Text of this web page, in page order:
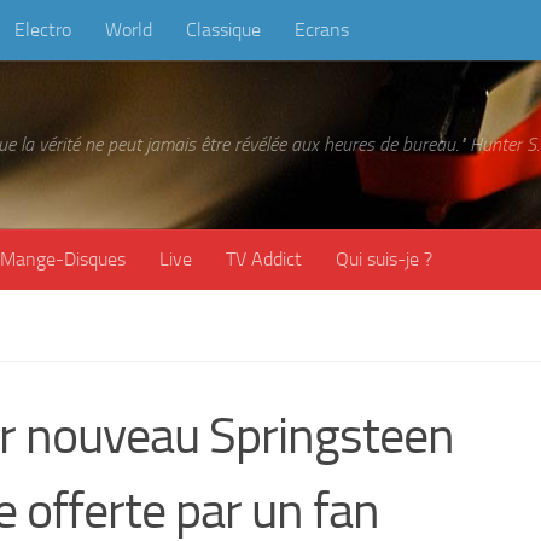
Electro World Classique Ecrans
la vérité ne peut jamais être révélée aux heures de bureau." Hunter
Mange-Disques Live TV Addict Qui suis-je ?
nouveau Springsteen
offerte par un fan